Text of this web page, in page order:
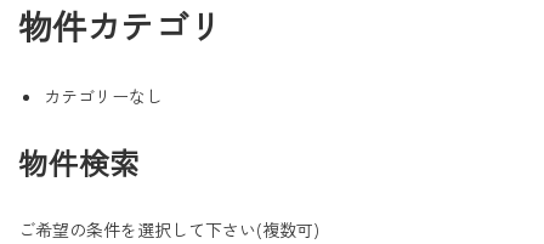
物件カテゴリ
カテゴリーなし
物件検索
ご希望の条件を選択して下さい(複数可)